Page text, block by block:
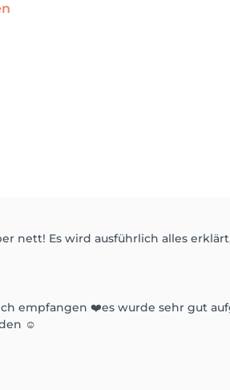
nett! Es wird ausführlich alles
empfangen ❤️es wurde sehr gut
☺️